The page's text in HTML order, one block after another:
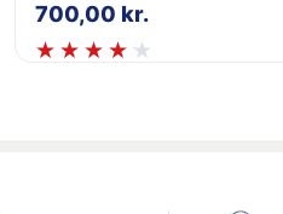
700,00 kr.